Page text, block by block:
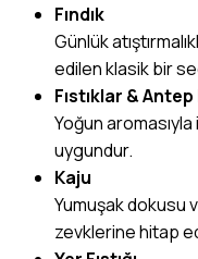
Fındık
Günlük
edilen klasik bir
Fıstıklar & Antep
Yoğun
uygundur.
Kaju
Yumuşak dokusu
zevklerine hitap